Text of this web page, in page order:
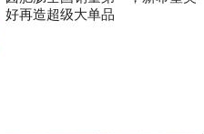
好再造超级大单品